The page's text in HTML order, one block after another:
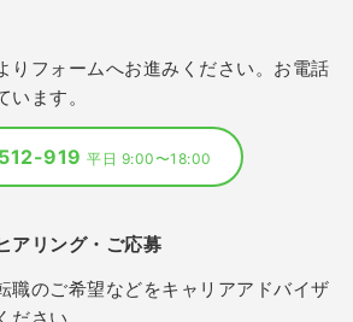
りフォームへお進みください。お電話
います。
919平日 9:00〜18:00
アリング・ご応募
職のご希望などをキャリアアドバイザ
ださい。